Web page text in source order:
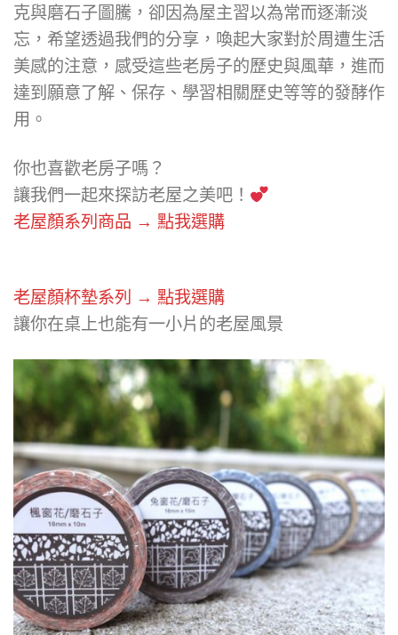
克與磨石子圖騰，卻因為屋主習以為常而逐漸淡
忘，希望透過我們的分享，喚起大家對於周遭生活
美感的注意，感受這些老房子的歷史與風華，進而
達到願意了解、保存、學習相關歷史等等的發酵作
用。
你也喜歡老房子嗎？
讓我們一起來探訪老屋之美吧！
老屋顏系列商品 → 點我選購
老屋顏杯墊系列 → 點我選購
讓你在桌上也能有一小片的老屋風景